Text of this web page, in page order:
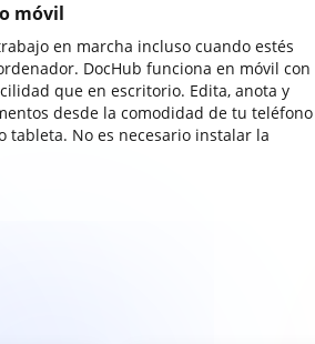
móvil
en marcha incluso cuando estés
DocHub funciona en móvil con
que en escritorio. Edita, anota y
desde la comodidad de tu teléfono
tableta. No es necesario instalar la